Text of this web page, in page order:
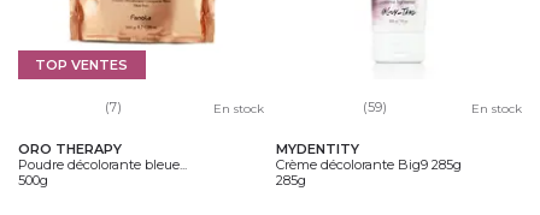
TOP VENTES
(7) En stock
ORO THERAPY
Poudre décolorante bleue...
500g
(59) En stock
MYDENTITY
Crème décolorante Big9 285g
285g